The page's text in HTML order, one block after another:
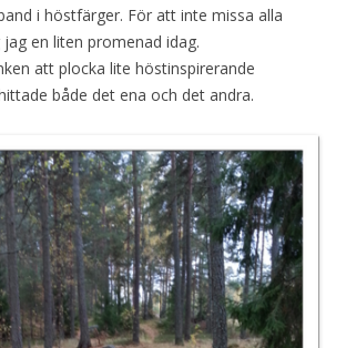
i höstfärger. För att inte missa alla
en liten promenad idag.
att plocka lite höstinspirerande
både det ena och det andra.